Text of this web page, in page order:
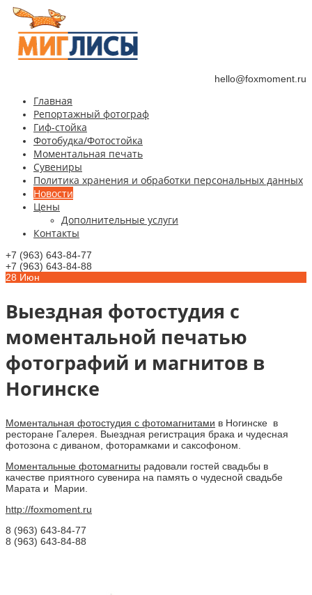
hello@foxmoment.ru
Главная
Репортажный фотограф
Гиф-стойка
Фотобудка/Фотостойка
Моментальная печать
Сувениры
Политика хранения и обработки персональных данных
Новости
Цены
Дополнительные услуги
Контакты
+7 (963) 643-84-77
+7 (963) 643-84-88
28 Июн
Выездная фотостудия с
моментальной печатью
фотографий и магнитов в
Ногинске
Моментальная фотостудия с фотомагнитами в Ногинске в
ресторане Галерея. Выездная регистрация брака и чудесная
фотозона с диваном, фоторамками и саксофоном.
Моментальные фотомагниты радовали гостей свадьбы в
качестве приятного сувенира на память о чудесной свадьбе
Марата и Марии.
http://foxmoment.ru
8 (963) 643-84-77
8 (963) 643-84-88